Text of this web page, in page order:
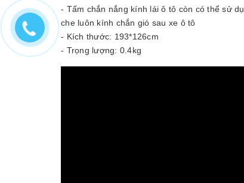
- Tấm chắn nắng kính lái ô tô còn có thể sử
che luôn kính chắn gió sau xe ô tô
- Kích thước: 193*126cm
- Trọng lượng: 0.4kg